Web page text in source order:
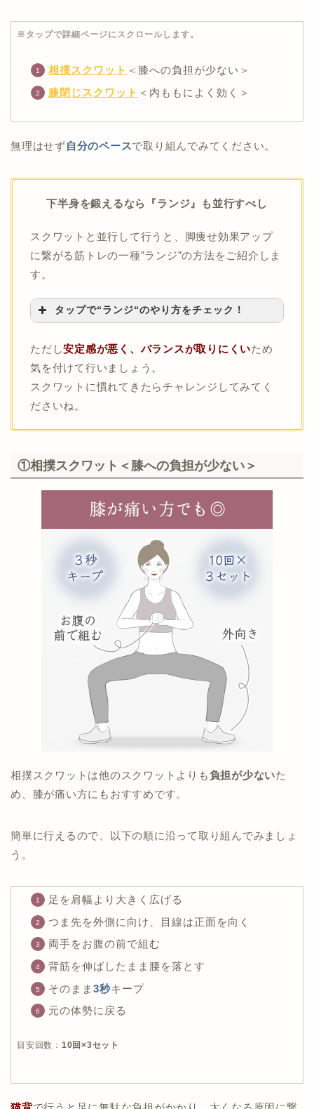
※タップで詳細ページにスクロールします。
相撲スクワット ＜膝への負担が少ない＞
膝閉じスクワット ＜内ももによく効く＞
無理はせず自分のペースで取り組んでみてください。
下半身を鍛えるなら『ランジ』も並行すべし
スクワットと並行して行うと、脚痩せ効果アップ
に繋がる筋トレの一種”ランジ”の方法をご紹介しま
す。
タップで“ランジ“のやり方をチェック！
足を前後に大きく開く
両手は胸の前で組む
上体は真っ直ぐのまま腰を落とす
前足の膝を
反対側も同様に行う
ただし安定感が悪く、バランスが取りにくいため
気を付けて行いましょう。
スクワットに慣れてきたらチャレンジしてみてく
ださいね。
①相撲スクワット＜膝への負担が少ない＞
相撲スクワットは他のスクワットよりも負担が少ないた
め、膝が痛い方にもおすすめです。
簡単に行えるので、以下の順に沿って取り組んでみましょ
う。
足を肩幅より大きく広げる
つま先を外側に向け、目線は正面を向く
両手をお腹の前で組む
背筋を伸ばしたまま腰を落とす
そのまま 3秒キープ
元の体勢に戻る
目安回数： 10回×3セット